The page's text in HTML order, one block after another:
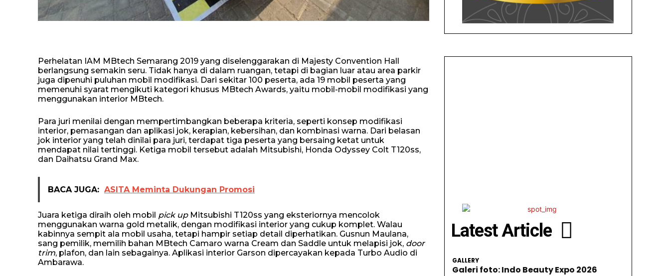
Perhelatan IAM MBtech Semarang 2019 yang diselenggarakan di Majesty Convention Hall
berlangsung semakin seru. Tidak hanya di dalam ruangan, tetapi di bagian luar atau area parkir
juga dipenuhi puluhan mobil modifikasi. Dari sekitar 100 peserta, ada 19 mobil peserta yang
memenuhi syarat mengikuti kategori khusus MBtech Awards, yaitu mobil-mobil modifikasi yang
menggunakan interior MBtech.
Para juri menilai dengan mempertimbangkan beberapa kriteria, seperti konsep modifikasi
interior, pemasangan dan aplikasi jok, kerapian, kebersihan, dan kombinasi warna. Dari belasan
jok interior yang telah dinilai para juri, terdapat tiga peserta yang bersaing ketat untuk
mendapat nilai tertinggi. Ketiga mobil tersebut adalah Mitsubishi, Honda Odyssey Colt T120ss,
dan Daihatsu Grand Max.
BACA JUGA: ASITA Meminta Dukungan Promosi
Juara ketiga diraih oleh mobil pick upMitsubishi T120ss yang eksteriornya mencolok
menggunakan warna gold metalik, dengan modifikasi interior yang cukup komplet. Walau
kabinnya sempit ala mobil usaha, tetapi hampir setiap detail diperhatikan. Gusnun Maulana,
sang pemilik, memilih bahan MBtech Camaro warna Cream dan Saddle untuk melapisi jok, door
trim, plafon, dan lain sebagainya. Aplikasi interior Garson dipercayakan kepada Turbo Audio di
Ambarawa.
Latest Article
GALLERY
Galeri foto: Indo Beauty Expo 2026